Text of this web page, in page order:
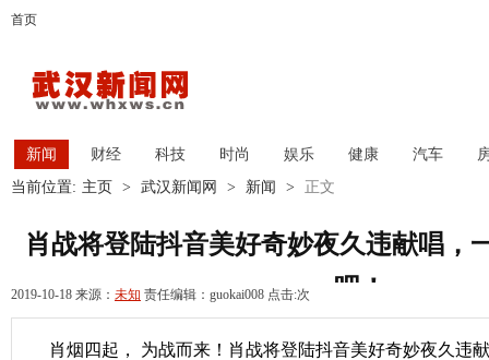
首页
新闻 财经 科技 时尚 娱乐 健康 汽车
当前位置: 主页 > 武汉新闻网 > 新闻 > 正文
肖战将登陆抖音美好奇妙夜久违献唱，
吧！
2019-10-18 来源： 未知 责任编辑：guokai008 点击:次
肖烟四起， 为战而来！肖战将登陆抖音美好奇妙夜久违